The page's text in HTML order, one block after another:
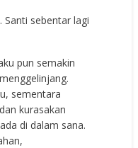
Santi sebentar lagi
pun semakin
sementara
kurasakan
di dalam sana.